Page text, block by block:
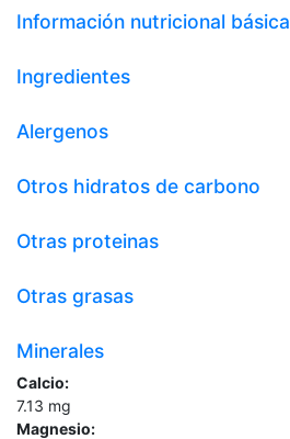
Información nutricional básica
Ingredientes
Alergenos
Otros hidratos de carbono
Otras proteinas
Otras grasas
Minerales
Calcio:
7.13 mg
Magnesio: